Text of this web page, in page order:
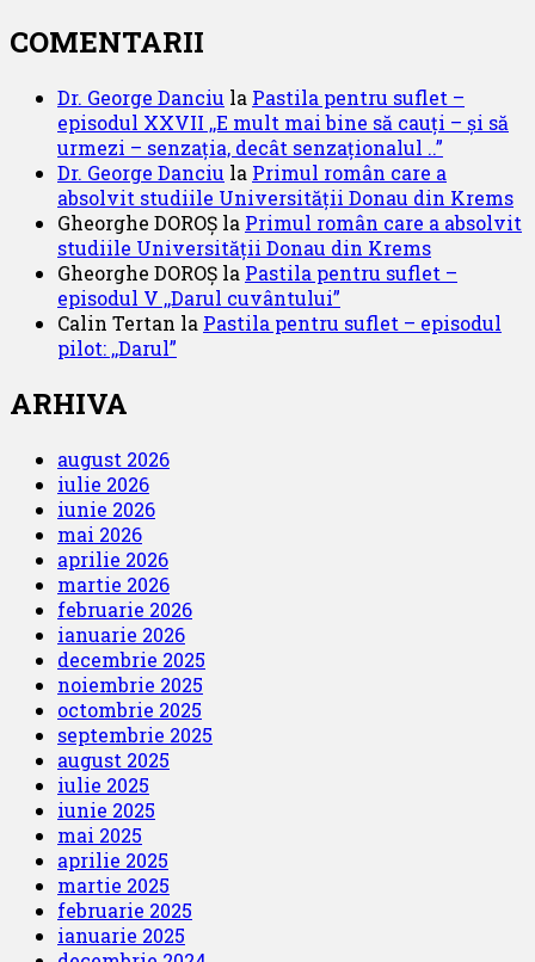
COMENTARII
Dr. George Danciu la Pastila pentru suflet –
episodul XXVII ,,E mult mai bine să cauți – și să
urmezi – senzația, decât senzaționalul ..”
Dr. George Danciu la Primul român care a
absolvit studiile Universității Donau din Krems
Gheorghe DOROȘ la Primul român care a absolvit
studiile Universității Donau din Krems
Gheorghe DOROȘ la Pastila pentru suflet –
episodul V ,,Darul cuvântului”
Calin Tertan la Pastila pentru suflet – episodul
pilot: ,,Darul”
ARHIVA
august 2026
iulie 2026
iunie 2026
mai 2026
aprilie 2026
martie 2026
februarie 2026
ianuarie 2026
decembrie 2025
noiembrie 2025
octombrie 2025
septembrie 2025
august 2025
iulie 2025
iunie 2025
mai 2025
aprilie 2025
martie 2025
februarie 2025
ianuarie 2025